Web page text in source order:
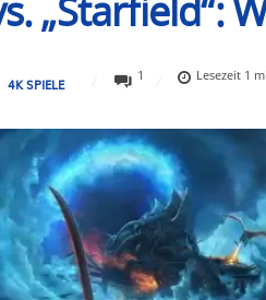
„Starfield“:
4K SPIELE
1 Lesezeit 1